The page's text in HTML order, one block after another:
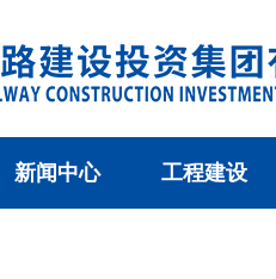
新闻中心 工程建设